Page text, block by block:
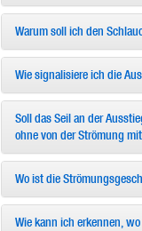
Warum soll ich den
Wie signalisiere ich die
Soll das Seil an der
ohne von der Strömung
Wo ist die
Wie kann ich erkennen,